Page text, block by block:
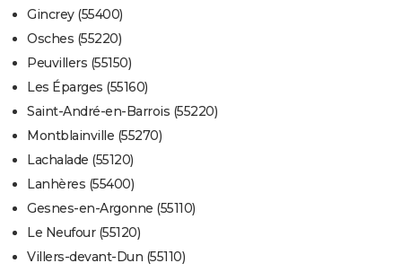
Gincrey (55400)
Osches (55220)
Peuvillers (55150)
Les Éparges (55160)
Saint-André-en-Barrois (55220)
Montblainville (55270)
Lachalade (55120)
Lanhères (55400)
Gesnes-en-Argonne (55110)
Le Neufour (55120)
Villers-devant-Dun (55110)